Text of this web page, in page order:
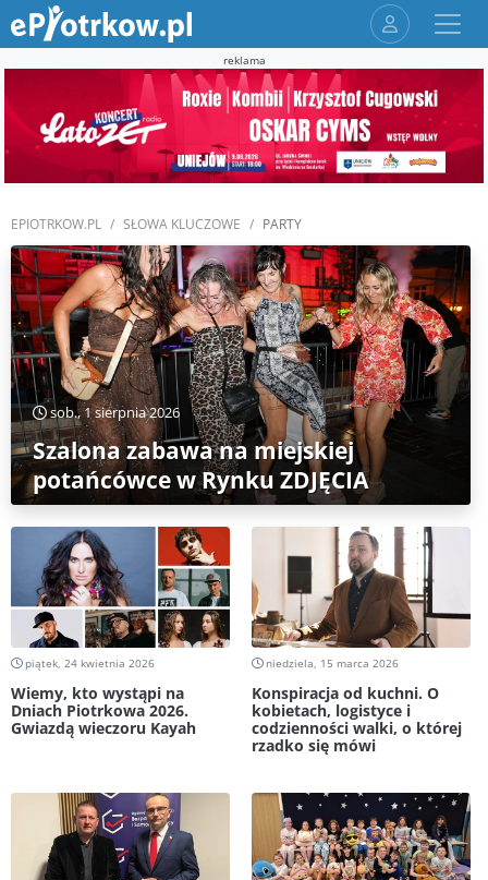
reklama
EPIOTRKOW.PL SŁOWA KLUCZOWE PARTY
sob., 1 sierpnia 2026
Szalona zabawa na miejskiej
potańcówce w Rynku ZDJĘCIA
piątek, 24 kwietnia 2026
Wiemy, kto wystąpi na
Dniach Piotrkowa 2026.
Gwiazdą wieczoru Kayah
niedziela, 15 marca 2026
Konspiracja od kuchni. O
kobietach, logistyce i
codzienności walki, o której
rzadko się mówi